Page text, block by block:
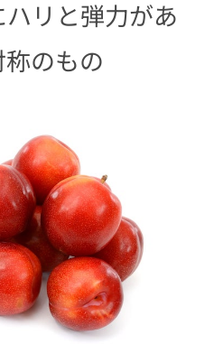
ハリと弾力があ
のもの